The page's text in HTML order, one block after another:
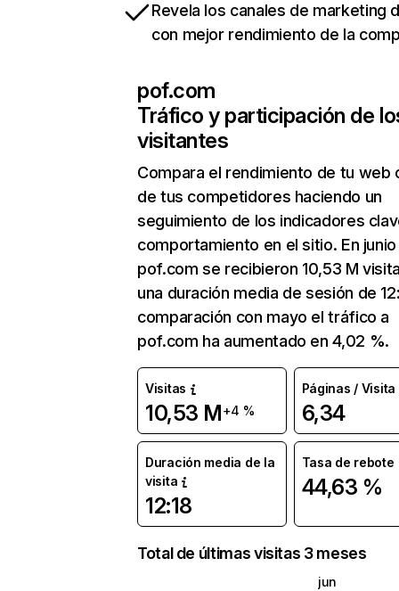
Revela los canales de marketing
con mejor rendimiento de la
pof.com
Tráfico y participación de
visitantes
Compara el rendimiento de tu web
de tus competidores haciendo un
seguimiento de los indicadores
comportamiento en el sitio. En junio
pof.com se recibieron 10,53 M
una duración media de sesión de
comparación con mayo el tráfico a
pof.com ha aumentado en 4,02 %.
Visitas
10,53 M+4 %
Páginas / Visita
6,34
Duración media de la
visita
12:18
Tasa de rebote
44,63 %
Total de últimas visitas 3 meses
jun